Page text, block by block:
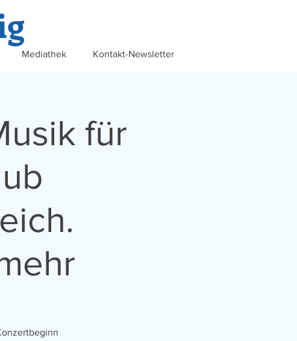
Mediathek Kontakt-Newsletter
für